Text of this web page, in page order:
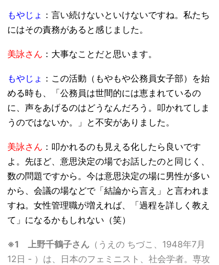
もやじょ ：言い続けないといけないですね。私たち
にはその責務があると感じました。
美詠さん ：大事なことだと思います。
もやじょ ：この活動（もやもや公務員女子部）を始
める時も、「公務員は世間的には恵まれているの
に、声をあげるのはどうなんだろう。叩かれてしま
うのではないか。」と不安がありました。
美詠さん ：叩かれるのも見える化したら良いです
よ。先ほど、意思決定の場でお話したのと同じく、
数の問題ですから。今は意思決定の場に男性が多い
から、会議の場などで「結論から言え」と言われま
すね。女性管理職が増えれば、「過程を詳しく教え
て」になるかもしれない（笑）
※1 上野千鶴子さん （うえの ちづこ、1948年7月
12日 - ）は、日本のフェミニスト、社会学者。専攻